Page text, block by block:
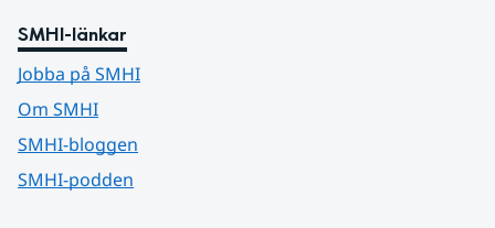
SMHI-länkar
Jobba på SMHI
Om SMHI
SMHI-bloggen
SMHI-podden